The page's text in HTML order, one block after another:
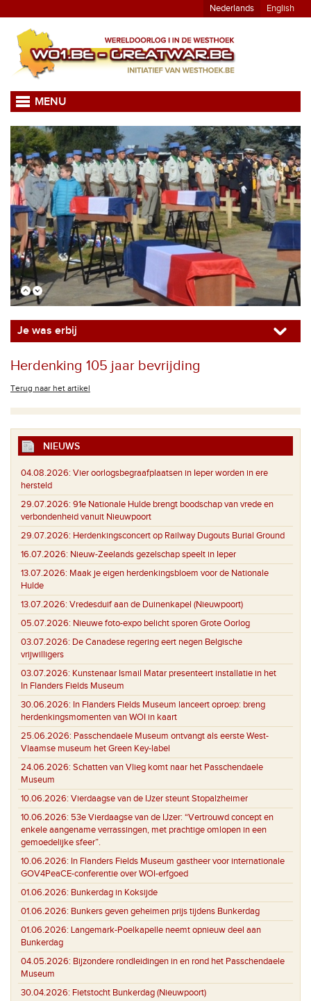
Nederlands English
MENU
Je was erbij
Herdenking 105 jaar bevrijding
Terug naar het artikel
NIEUWS
04.08.2026: Vier oorlogsbegraafplaatsen in Ieper worden in ere
hersteld
29.07.2026: 91e Nationale Hulde brengt boodschap van vrede en
verbondenheid vanuit Nieuwpoort
29.07.2026: Herdenkingsconcert op Railway Dugouts Burial Ground
16.07.2026: Nieuw-Zeelands gezelschap speelt in Ieper
13.07.2026: Maak je eigen herdenkingsbloem voor de Nationale
Hulde
13.07.2026: Vredesduif aan de Duinenkapel (Nieuwpoort)
05.07.2026: Nieuwe foto-expo belicht sporen Grote Oorlog
03.07.2026: De Canadese regering eert negen Belgische
vrijwilligers
03.07.2026: Kunstenaar Ismail Matar presenteert installatie in het
In Flanders Fields Museum
30.06.2026: In Flanders Fields Museum lanceert oproep: breng
herdenkingsmomenten van WOI in kaart
25.06.2026: Passchendaele Museum ontvangt als eerste West-
Vlaamse museum het Green Key-label
24.06.2026: Schatten van Vlieg komt naar het Passchendaele
Museum
10.06.2026: Vierdaagse van de IJzer steunt Stopalzheimer
10.06.2026: 53e Vierdaagse van de IJzer: “Vertrouwd concept en
enkele aangename verrassingen, met prachtige omlopen in een
gemoedelijke sfeer”.
10.06.2026: In Flanders Fields Museum gastheer voor internationale
GOV4PeaCE-conferentie over WOI-erfgoed
01.06.2026: Bunkerdag in Koksijde
01.06.2026: Bunkers geven geheimen prijs tijdens Bunkerdag
01.06.2026: Langemark-Poelkapelle neemt opnieuw deel aan
Bunkerdag
04.05.2026: Bijzondere rondleidingen in en rond het Passchendaele
Museum
30.04.2026: Fietstocht Bunkerdag (Nieuwpoort)